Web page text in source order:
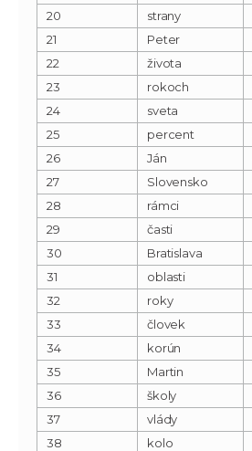
20
strany
21
Peter
22
života
23
rokoch
24
sveta
25
percent
26
Ján
27
Slovensko
28
rámci
29
časti
30
Bratislava
31
oblasti
32
roky
33
človek
34
korún
35
Martin
36
školy
37
vlády
38
kolo